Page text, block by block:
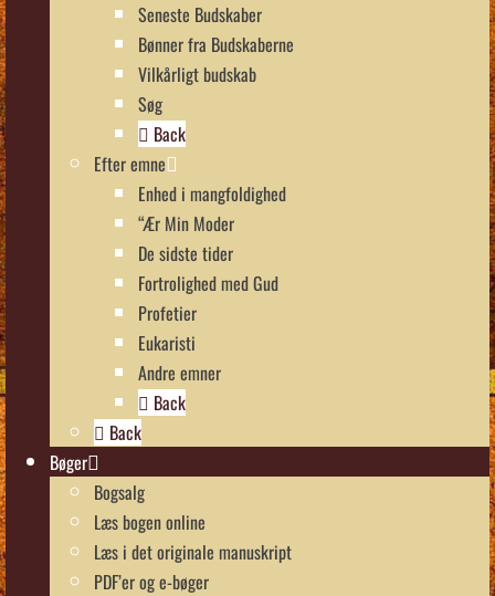
Seneste Budskaber
Bønner fra Budskaberne
Vilkårligt budskab
Søg
Back
Efter emne
Enhed i mangfoldighed
“Ær Min Moder
De sidste tider
Fortrolighed med Gud
Profetier
Eukaristi
Andre emner
Back
Back
Bøger
Bogsalg
Læs bogen online
Læs i det originale manuskript
PDF’er og e-bøger